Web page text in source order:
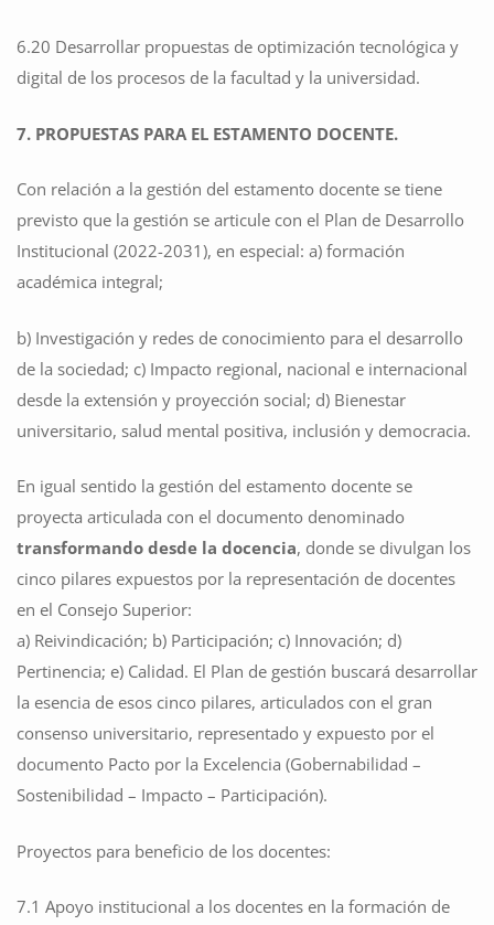
6.20 Desarrollar propuestas de optimización tecnológica y
digital de los procesos de la facultad y la universidad.
7. PROPUESTAS PARA EL ESTAMENTO DOCENTE.
Con relación a la gestión del estamento docente se tiene
previsto que la gestión se articule con el Plan de Desarrollo
Institucional (2022-2031), en especial: a) formación
académica integral;
b) Investigación y redes de conocimiento para el desarrollo
de la sociedad; c) Impacto regional, nacional e internacional
desde la extensión y proyección social; d) Bienestar
universitario, salud mental positiva, inclusión y democracia.
En igual sentido la gestión del estamento docente se
proyecta articulada con el documento denominado
transformando desde la docencia, donde se divulgan los
cinco pilares expuestos por la representación de docentes
en el Consejo Superior:
a) Reivindicación; b) Participación; c) Innovación; d)
Pertinencia; e) Calidad. El Plan de gestión buscará desarrollar
la esencia de esos cinco pilares, articulados con el gran
consenso universitario, representado y expuesto por el
documento Pacto por la Excelencia (Gobernabilidad –
Sostenibilidad – Impacto – Participación).
Proyectos para beneficio de los docentes:
7.1 Apoyo institucional a los docentes en la formación de